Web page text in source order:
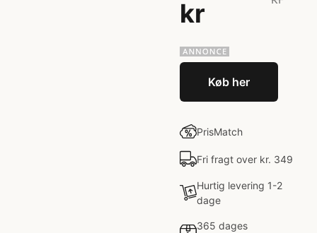
kr
Køb her
PrisMatch
Fri fragt over kr. 349
Hurtig levering 1-2
dage
365 dages